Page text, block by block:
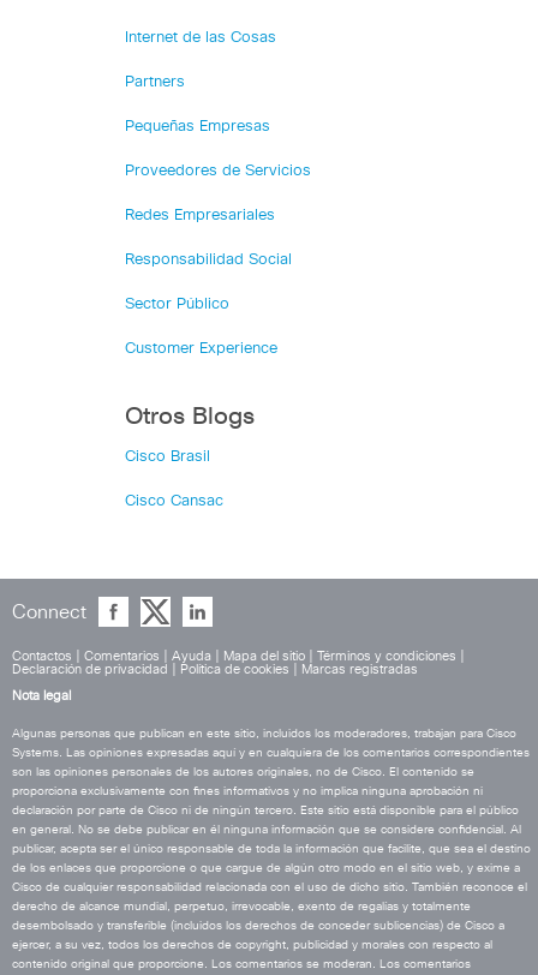
Internet de las Cosas
Partners
Pequeñas Empresas
Proveedores de Servicios
Redes Empresariales
Responsabilidad Social
Sector Público
Customer Experience
Otros Blogs
Cisco Brasil
Cisco Cansac
Connect
Contactos Comentarios Ayuda Mapa del sitio Términos y condiciones
Declaración de privacidad
Política de cookies
Marcas registradas
Nota legal
Algunas personas que publican en este sitio, incluidos los moderadores, trabajan para Cisco
Systems. Las opiniones expresadas aquí y en cualquiera de los comentarios correspondientes
son las opiniones personales de los autores originales, no de Cisco. El contenido se
proporciona exclusivamente con fines informativos y no implica ninguna aprobación ni
declaración por parte de Cisco ni de ningún tercero. Este sitio está disponible para el público
en general. No se debe publicar en él ninguna información que se considere confidencial. Al
publicar, acepta ser el único responsable de toda la información que facilite, que sea el destino
de los enlaces que proporcione o que cargue de algún otro modo en el sitio web, y exime a
Cisco de cualquier responsabilidad relacionada con el uso de dicho sitio. También reconoce el
derecho de alcance mundial, perpetuo, irrevocable, exento de regalías y totalmente
desembolsado y transferible (incluidos los derechos de conceder sublicencias) de Cisco a
ejercer, a su vez, todos los derechos de copyright, publicidad y morales con respecto al
contenido original que proporcione. Los comentarios se moderan. Los comentarios